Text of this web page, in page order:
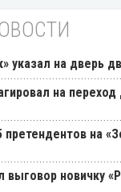
указал на дверь
на переход
на
выговор новичку